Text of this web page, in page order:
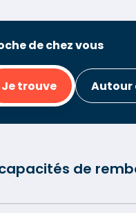
de chez vous
Je trouve Autour
de